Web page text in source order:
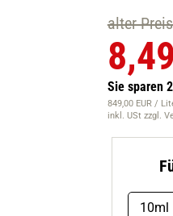
alter
Sie sparen
849,00 EUR /
inkl. USt zzgl.
10ml